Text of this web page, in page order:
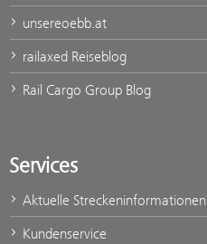
unsereoebb.at
railaxed Reiseblog
Rail Cargo Group Blog
Services
Aktuelle Streckeninformationen
Kundenservice